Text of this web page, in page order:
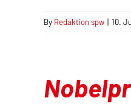
By Redaktion spw | 10.